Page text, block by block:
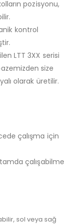
pozisyonu,
kontrol
LTT 3XX serisi
size
olarak üretilir.
çalışma için
çalışabilme
sol veya sağ